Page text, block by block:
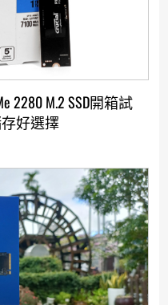
2280 M.2 SSD開箱試
好選擇